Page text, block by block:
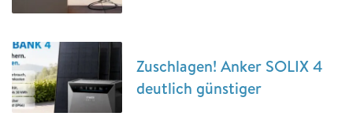
Zuschlagen! Anker SOLIX 4
deutlich günstiger